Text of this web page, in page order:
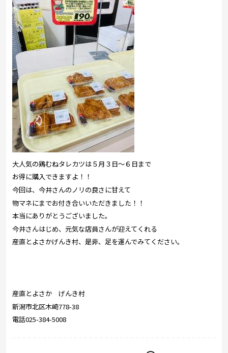
大人気の鶏むねタレカツは５月３日～６日まで
お得に購入できますよ！！
今回は、今井さんのノリの良さに甘えて
物マネにまでお付き合いいただきました！！
本当にありがとうございました。
今井さんはじめ、元気な店員さんが迎えてくれる
産直とよさかげんき村、是非、足を運んでみてください。
産直とよさか げんき村
新潟市北区木崎778-38
電話025-384-5008